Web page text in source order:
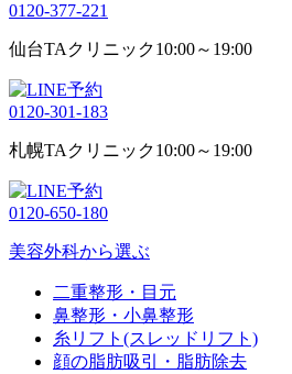
0120-377-221
仙台TAクリニック10:00～19:00
0120-301-183
札幌TAクリニック10:00～19:00
0120-650-180
美容外科から選ぶ
二重整形・目元
鼻整形・小鼻整形
糸リフト(スレッドリフト)
顔の脂肪吸引・脂肪除去